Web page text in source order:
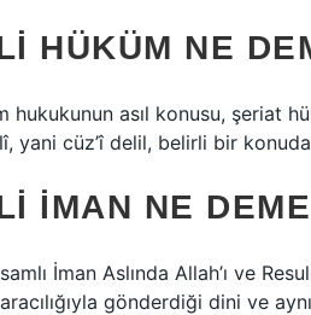
HÜKÜM NE
hukukunun asıl konusu, şeriat
yani cüz’î delil, belirli bir
IMAN NE
İman Aslında Allah’ı ve
gönderdiği dini ve